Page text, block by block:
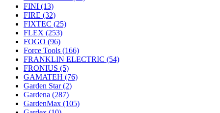
FINI (13)
FIRE (32)
FIXTEC (25)
FLEX (253)
FOGO (96)
Force Tools (166)
FRANKLIN ELECTRIC (54)
FRONIUS (5)
GAMATEH (76)
Garden Star(2)
Gardena (287)
GardenMax (105)